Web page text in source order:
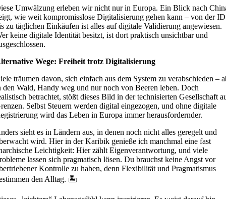
Umwälzung erleben wir nicht nur in Europa. Ein Blick nach
wie weit kompromisslose Digitalisierung gehen kann – von der ID
zu täglichen Einkäufen ist alles auf digitale Validierung angewiesen.
keine digitale Identität besitzt, ist dort praktisch unsichtbar und
Wege: Freiheit trotz Digitalisierung
träumen davon, sich einfach aus dem System zu verabschieden –
den Wald, Handy weg und nur noch von Beeren leben. Doch
betrachtet, stößt dieses Bild in der technisierten Gesellschaft
Selbst Steuern werden digital eingezogen, und ohne digitale
wird das Leben in Europa immer herausfordernder.
sieht es in Ländern aus, in denen noch nicht alles geregelt und
wird. Hier in der Karibik genieße ich manchmal eine fast
Leichtigkeit: Hier zählt Eigenverantwortung, und viele
lassen sich pragmatisch lösen. Du brauchst keine Angst vor
Kontrolle zu haben, denn Flexibilität und Pragmatismus
den Alltag. 🏝️